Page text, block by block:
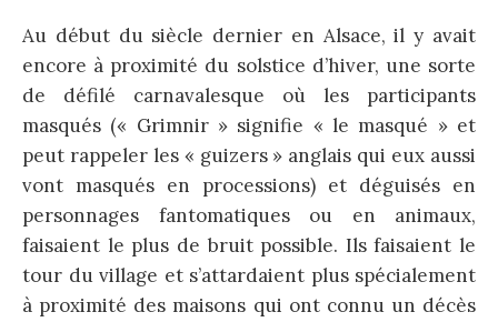
Au début du siècle dernier en Alsace, il y avait
encore à proximité du solstice d’hiver, une sorte
de défilé carnavalesque où les participants
masqués (« Grimnir » signifie « le masqué » et
peut rappeler les « guizers » anglais qui eux aussi
vont masqués en processions) et déguisés en
personnages fantomatiques ou en animaux,
faisaient le plus de bruit possible. Ils faisaient le
tour du village et s’attardaient plus spécialement
à proximité des maisons qui ont connu un décès